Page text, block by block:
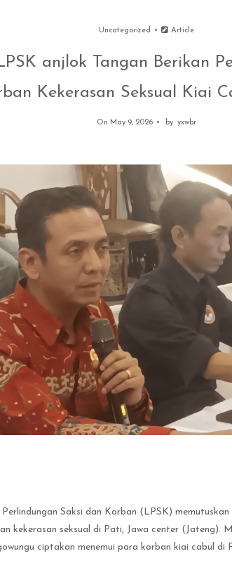
Uncategorized Article
anjlok Tangan Berikan
Kekerasan Seksual Kiai
On May 9, 2026 by yxwbr
Perlindungan Saksi dan Korban (LPSK)
kekerasan seksual di Pati, Jawa center (Jateng).
ciptakan menemui para korban kiai cabul